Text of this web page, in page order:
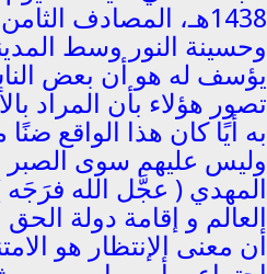
وحسينة النور وسط
يؤسف له هو أن بعض
تصور هؤلاء بأن المراد
به أيًا كان هذا الواقع
وليس عليهم سوى الصبر و
المهدي ( عجَّل الله
العالم و إقامة دولة
أن معنى الإنتظار هو